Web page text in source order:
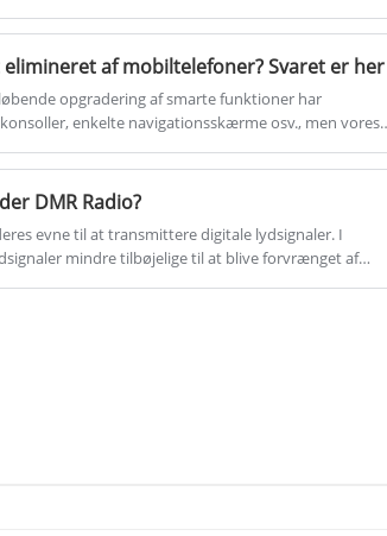
til
af mobiltelefoner? Svaret er her
opgradering af smarte funktioner har
enkelte navigationsskærme osv., men vores
DMR Radio?
evne til at transmittere digitale lydsignaler. I
mindre tilbøjelige til at blive forvrænget af